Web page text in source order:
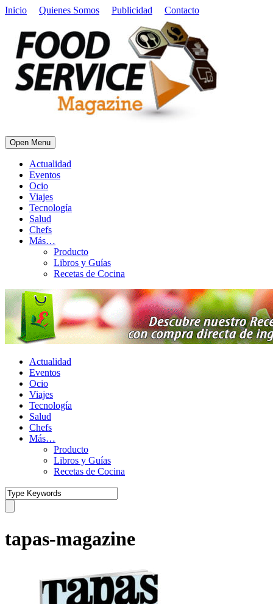
Inicio Quienes Somos Publicidad Contacto
Open Menu
Actualidad
Eventos
Ocio
Viajes
Tecnología
Salud
Chefs
Más…
Producto
Libros y Guías
Recetas de Cocina
Actualidad
Eventos
Ocio
Viajes
Tecnología
Salud
Chefs
Más…
Producto
Libros y Guías
Recetas de Cocina
tapas-magazine